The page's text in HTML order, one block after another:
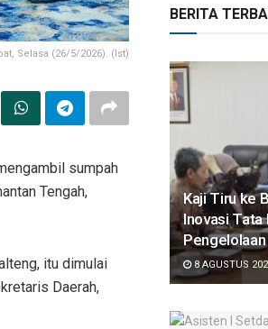
Selasa (26/5/2026). (Ist)
sumpah
Tengah,
itu dimulai
Daerah,
BERITA
Kaji Tiru ke
Inovasi Tata
8 AGUSTUS